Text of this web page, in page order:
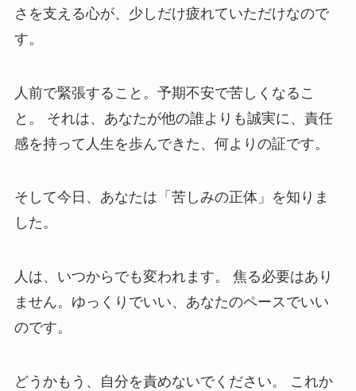
さを支える心が、少しだけ疲れていただけなので
す。
人前で緊張すること。予期不安で苦しくなるこ
と。 それは、あなたが他の誰よりも誠実に、責任
感を持って人生を歩んできた、何よりの証です。
そして今日、あなたは「苦しみの正体」を知りま
した。
人は、いつからでも変われます。 焦る必要はあり
ません。ゆっくりでいい、あなたのペースでいい
のです。
どうかもう、自分を責めないでください。 これか